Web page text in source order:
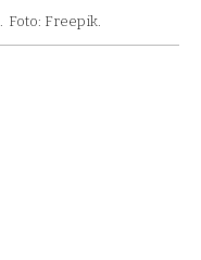
Foto: Freepik.